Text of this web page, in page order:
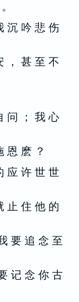
沉 吟 悲 伤
， 甚 至 不
问 ； 我 心
恩 麽 ？
应 许 世 世
止 住 他 的
要 追 念 至
记 念 你 古